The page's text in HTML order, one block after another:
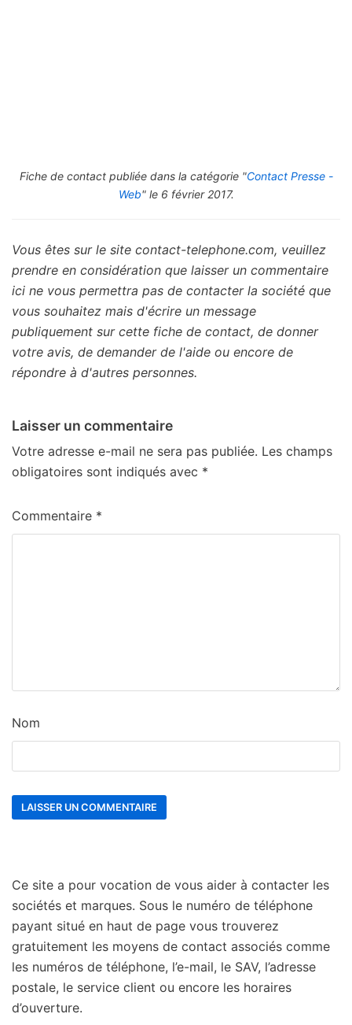
Fiche de contact publiée dans la catégorie "Contact Presse -
Web" le 6 février 2017.
Vous êtes sur le site contact-telephone.com, veuillez
prendre en considération que laisser un commentaire
ici ne vous permettra pas de contacter la société que
vous souhaitez mais d'écrire un message
publiquement sur cette fiche de contact, de donner
votre avis, de demander de l'aide ou encore de
répondre à d'autres personnes.
Laisser un commentaire
Votre adresse e-mail ne sera pas publiée. Les champs
obligatoires sont indiqués avec *
Commentaire *
Nom
Ce site a pour vocation de vous aider à contacter les
sociétés et marques. Sous le numéro de téléphone
payant situé en haut de page vous trouverez
gratuitement les moyens de contact associés comme
les numéros de téléphone, l’e-mail, le SAV, l’adresse
postale, le service client ou encore les horaires
d’ouverture.